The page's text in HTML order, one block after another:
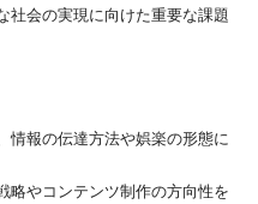
社会の実現に向けた重要な課題
情報の伝達方法や娯楽の形態に
略やコンテンツ制作の方向性を